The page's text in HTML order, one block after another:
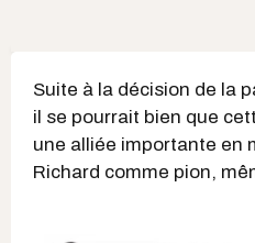
Suite à la décision de la
il se pourrait bien que
une alliée importante en
Richard comme pion,